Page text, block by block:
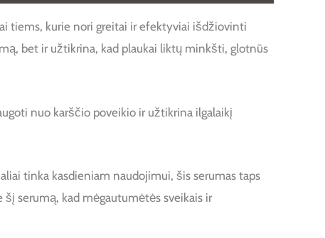
tiems, kurie nori greitai ir efektyviai išdžiovinti
bet ir užtikrina, kad plaukai liktų minkšti, glotnūs
nuo karščio poveikio ir užtikrina ilgalaikį
tinka kasdieniam naudojimui, šis serumas taps
serumą, kad mėgautumėtės sveikais ir